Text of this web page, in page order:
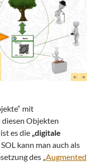
mit
Objekten
es die „digitale
. SOL kann man auch als
des „ Augmented